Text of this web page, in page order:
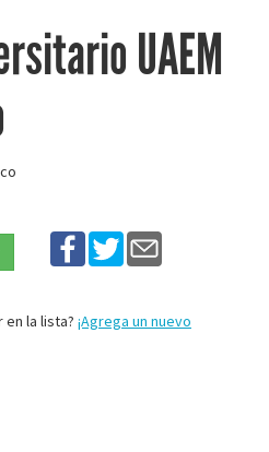
UAEM
la lista? ¡Agrega un nuevo